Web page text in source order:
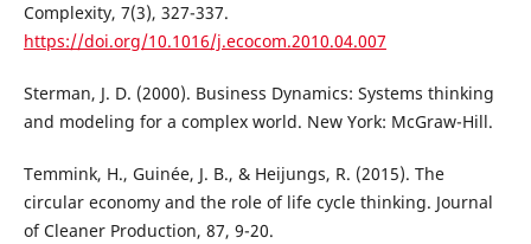
Complexity, 7(3), 327-337.
https://doi.org/10.1016/j.ecocom.2010.04.007
Sterman, J. D. (2000). Business Dynamics: Systems thinking
and modeling for a complex world. New York: McGraw-Hill.
Temmink, H., Guinée, J. B., & Heijungs, R. (2015). The
circular economy and the role of life cycle thinking. Journal
of Cleaner Production, 87, 9-20.